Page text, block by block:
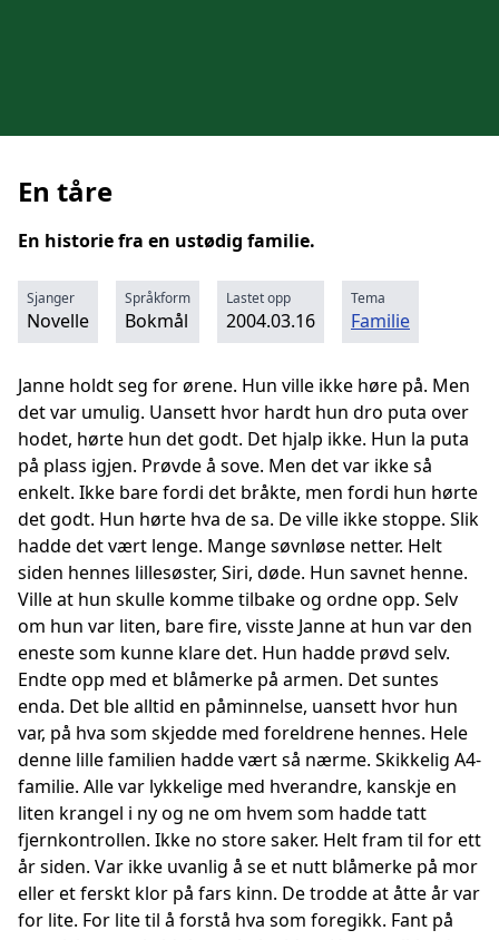
En tåre
En historie fra en ustødig familie.
Sjanger
Novelle
Språkform
Bokmål
Lastet opp
2004.03.16
Tema
Familie
Janne holdt seg for ørene. Hun ville ikke høre på. Men
det var umulig. Uansett hvor hardt hun dro puta over
hodet, hørte hun det godt. Det hjalp ikke. Hun la puta
på plass igjen. Prøvde å sove. Men det var ikke så
enkelt. Ikke bare fordi det bråkte, men fordi hun hørte
det godt. Hun hørte hva de sa. De ville ikke stoppe. Slik
hadde det vært lenge. Mange søvnløse netter. Helt
siden hennes lillesøster, Siri, døde. Hun savnet henne.
Ville at hun skulle komme tilbake og ordne opp. Selv
om hun var liten, bare fire, visste Janne at hun var den
eneste som kunne klare det. Hun hadde prøvd selv.
Endte opp med et blåmerke på armen. Det suntes
enda. Det ble alltid en påminnelse, uansett hvor hun
var, på hva som skjedde med foreldrene hennes. Hele
denne lille familien hadde vært så nærme. Skikkelig A4-
familie. Alle var lykkelige med hverandre, kanskje en
liten krangel i ny og ne om hvem som hadde tatt
fjernkontrollen. Ikke no store saker. Helt fram til for ett
år siden. Var ikke uvanlig å se et nutt blåmerke på mor
eller et ferskt klor på fars kinn. De trodde at åtte år var
for lite. For lite til å forstå hva som foregikk. Fant på